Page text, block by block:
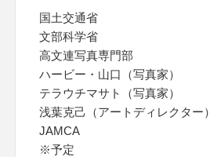
国土交通省
文部科学省
高文連写真専門部
ハービー・山口（写真家）
テラウチマサト（写真家）
浅葉克己（アートディレクター）
JAMCA
※予定